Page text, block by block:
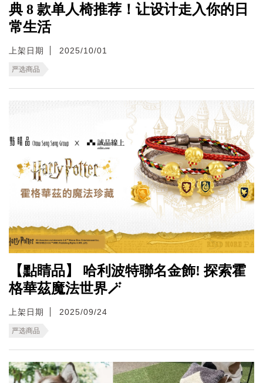
典 8 款单人椅推荐！让设计走入你的日
常生活
上架日期 2025/10/01
严选商品
【點睛品】 哈利波特聯名金飾! 探索霍
格華茲魔法世界🪄
上架日期 2025/09/24
严选商品